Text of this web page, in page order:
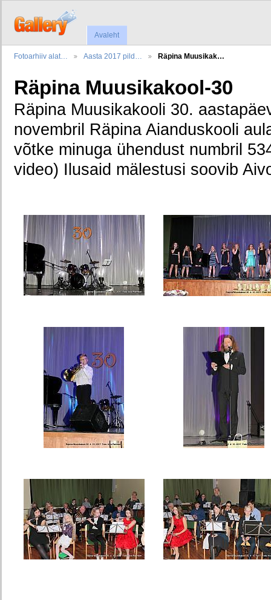
Avaleht
Fotoarhiiv alat… Aasta 2017 pild… Räpina Muusikak…
Räpina Muusikakool-30
Räpina Muusikakooli 30.
novembril Räpina Aianduskooli
võtke minuga ühendust numbril
video) Ilusaid mälestusi soovib